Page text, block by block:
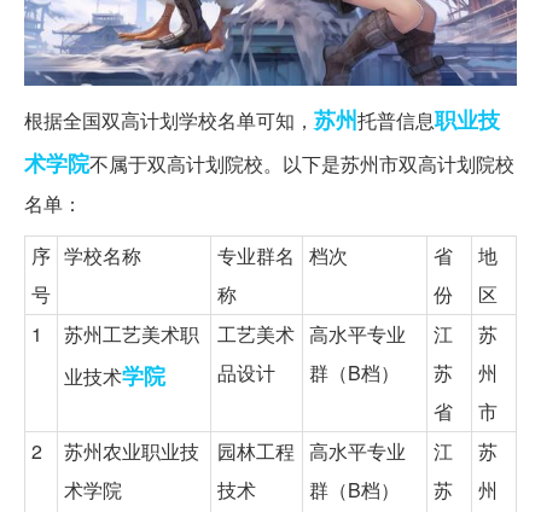
根据全国双高计划学校名单可知， 苏州托普信息职业技
术学院不属于双高计划院校。以下是苏州市双高计划院校
名单：
序
号
学校名称
专业群名
称
档次
省
份
地
区
1
苏州工艺美术职
业技术学院
工艺美术
品设计
高水平专业
群（B档）
江
苏
省
苏
州
市
2
苏州农业职业技
术学院
园林工程
技术
高水平专业
群（B档）
江
苏
苏
州